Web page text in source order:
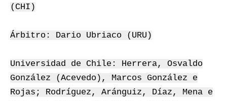
(CHI)
Árbitro: Dario Ubriaco (URU)
Universidad de Chile: Herrera, Osvaldo
González (Acevedo), Marcos González e
Rojas; Rodríguez, Aránguiz, Díaz, Mena e